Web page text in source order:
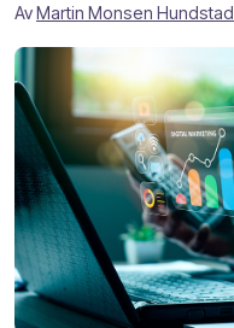
AvMartin Monsen Hundstad